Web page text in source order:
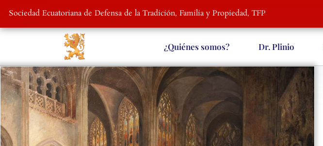
Sociedad Ecuatoriana de Defensa de la Tradición, Familia y Propiedad, TFP
¿Quiénes somos? Dr. Plinio